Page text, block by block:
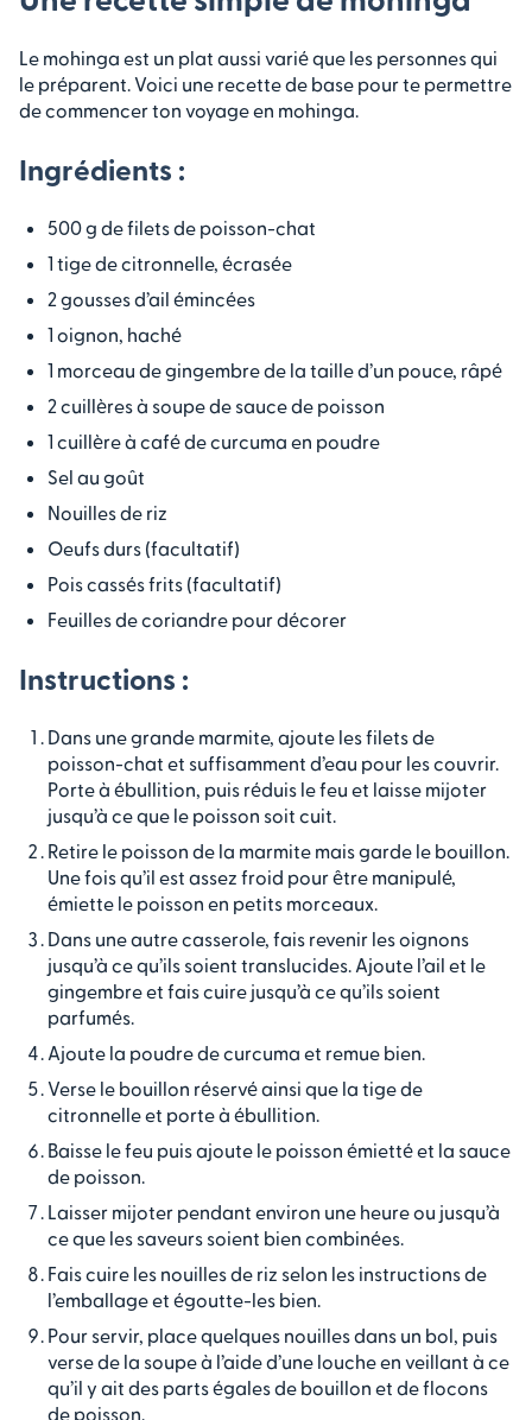
Le mohinga est un plat aussi varié que les personnes qui
le préparent. Voici une recette de base pour te permettre
de commencer ton voyage en mohinga.
Ingrédients :
500 g de filets de poisson-chat
1 tige de citronnelle, écrasée
2 gousses d’ail émincées
1 oignon, haché
1 morceau de gingembre de la taille d’un pouce, râpé
2 cuillères à soupe de sauce de poisson
1 cuillère à café de curcuma en poudre
Sel au goût
Nouilles de riz
Oeufs durs (facultatif)
Pois cassés frits (facultatif)
Feuilles de coriandre pour décorer
Instructions :
Dans une grande marmite, ajoute les filets de
poisson-chat et suffisamment d’eau pour les couvrir.
Porte à ébullition, puis réduis le feu et laisse mijoter
jusqu’à ce que le poisson soit cuit.
Retire le poisson de la marmite mais garde le bouillon.
Une fois qu’il est assez froid pour être manipulé,
émiette le poisson en petits morceaux.
Dans une autre casserole, fais revenir les oignons
jusqu’à ce qu’ils soient translucides. Ajoute l’ail et le
gingembre et fais cuire jusqu’à ce qu’ils soient
parfumés.
Ajoute la poudre de curcuma et remue bien.
Verse le bouillon réservé ainsi que la tige de
citronnelle et porte à ébullition.
Baisse le feu puis ajoute le poisson émietté et la sauce
de poisson.
Laisser mijoter pendant environ une heure ou jusqu’à
ce que les saveurs soient bien combinées.
Fais cuire les nouilles de riz selon les instructions de
l’emballage et égoutte-les bien.
Pour servir, place quelques nouilles dans un bol, puis
verse de la soupe à l’aide d’une louche en veillant à ce
qu’il y ait des parts égales de bouillon et de flocons
de poisson.